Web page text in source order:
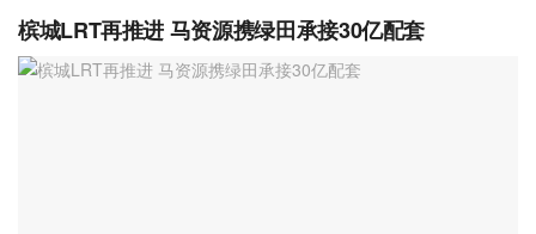
槟城LRT再推进 马资源携绿田承接30亿配套